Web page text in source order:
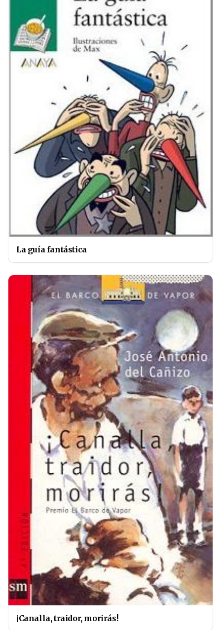
La guía fantástica
¡Canalla, traidor, morirás!